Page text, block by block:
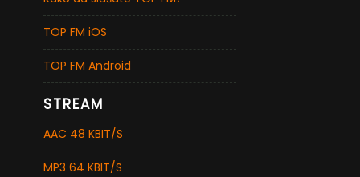
TOP FM iOS
TOP FM Android
STREAM
AAC 48 KBIT/S
MP3 64 KBIT/S